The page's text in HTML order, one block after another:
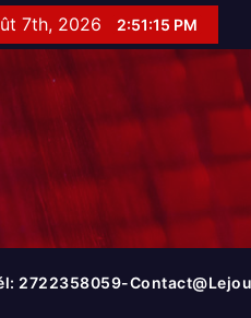
7th, 2026 2:51:16 PM
2722358059-